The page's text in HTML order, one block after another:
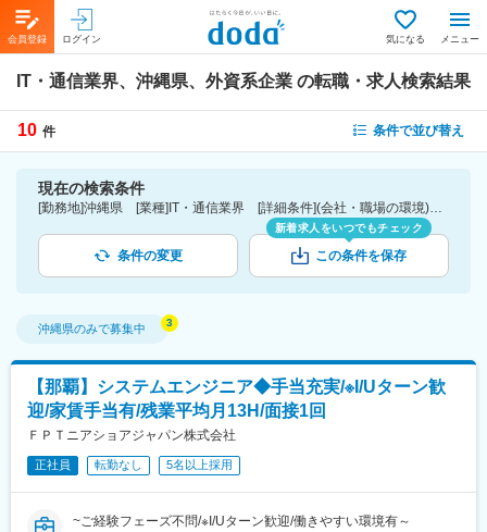
会員登録 ログイン 気になる メニュー
IT・通信業界、沖縄県、外資系企業 の転職・求人検索結果
10 件 条件で並び替え
現在の検索条件
[勤務地]沖縄県 [業種]IT・通信業界 [詳細条件](会社・職場の環境)外資系企業
条件の変更
新着求人をいつでもチェック
この条件を保存
沖縄県のみで募集中
【那覇】システムエンジニア◆手当充実/※I/Uターン歓
迎/家賃手当有/残業平均月13H/面接1回
ＦＰＴニアショアジャパン株式会社
正社員 転勤なし 5名以上採用
~ご経験フェーズ不問/※I/Uターン歓迎/働きやすい環境有～